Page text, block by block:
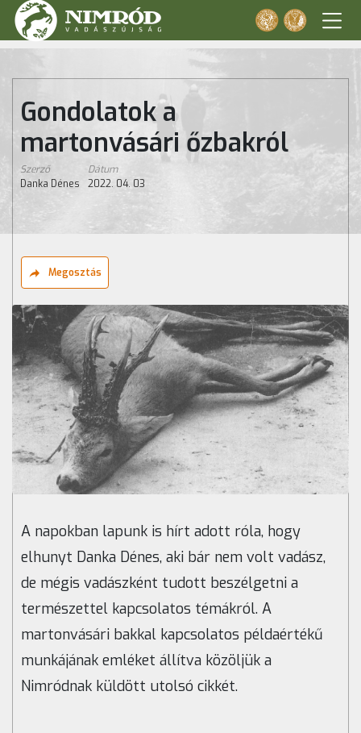
Gondolatok a
martonvásári őzbakról
Szerző
Danka Dénes
Dátum
2022. 04. 03
Megosztás
A napokban lapunk is hírt adott róla, hogy
elhunyt Danka Dénes, aki bár nem volt vadász,
de mégis vadászként tudott beszélgetni a
természettel kapcsolatos témákról. A
martonvásári bakkal kapcsolatos példaértékű
munkájának emléket állítva közöljük a
Nimródnak küldött utolsó cikkét.